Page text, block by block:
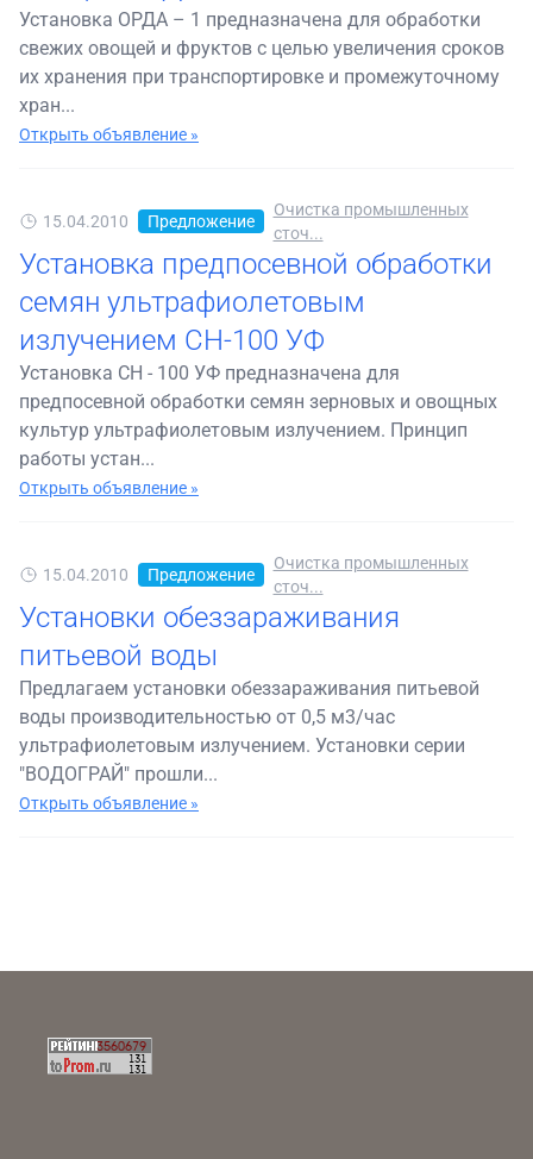
Установка ОРДА – 1 предназначена для обработки
свежих овощей и фруктов с целью увеличения сроков
их хранения при транспортировке и промежуточному
хран...
Открыть объявление »
15.04.2010 Предложение
Очистка промышленных
сточ...
Установка предпосевной обработки
семян ультрафиолетовым
излучением СН-100 УФ
Установка СН - 100 УФ предназначена для
предпосевной обработки семян зерновых и овощных
культур ультрафиолетовым излучением. Принцип
работы устан...
Открыть объявление »
15.04.2010 Предложение
Очистка промышленных
сточ...
Установки обеззараживания
питьевой воды
Предлагаем установки обеззараживания питьевой
воды производительностью от 0,5 м3/час
ультрафиолетовым излучением. Установки серии
"ВОДОГРАЙ" прошли...
Открыть объявление »